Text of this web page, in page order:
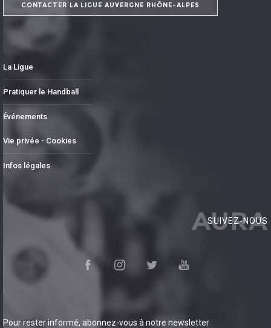
CONTACTER LA LIGUE AUVERGNE RHÔNE-ALPES
La Ligue
Pratiquer le Handball
Événements
Vie privée - Cookies
Infos légales
AURA
SUIVEZ-NOUS
Pour rester informé, abonnez-vous à notre newsletter